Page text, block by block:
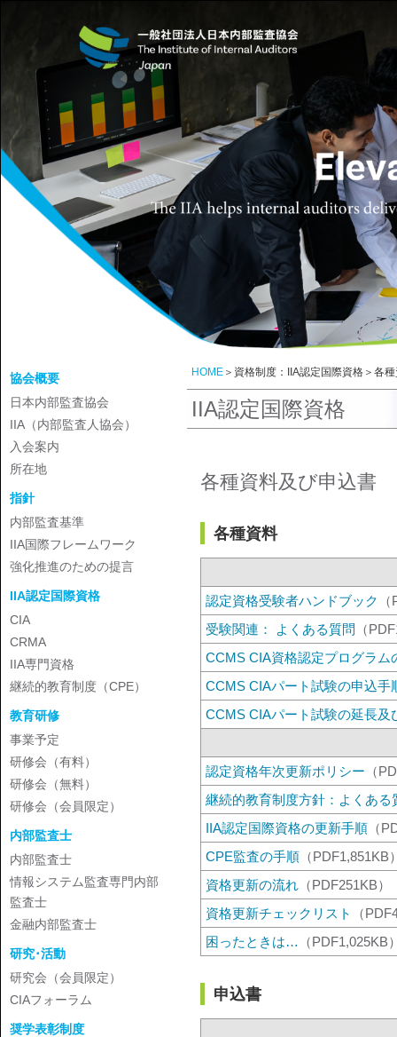
協会概要
日本内部監査協会
IIA（内部監査人協会）
入会案内
所在地
指針
内部監査基準
IIA国際フレームワーク
強化推進のための提言
IIA認定国際資格
CIA
CRMA
IIA専門資格
継続的教育制度（CPE）
教育研修
事業予定
研修会（有料）
研修会（無料）
研修会（会員限定）
内部監査士
内部監査士
情報システム監査専門内部
監査士
金融内部監査士
研究･活動
研究会（会員限定）
CIAフォーラム
奨学表彰制度
HOME ＞資格制度：IIA認定国際資格＞各
IIA認定国際資格
各種資料及び申込書
各種資料
認定資格受験者ハンドブック
受験関連： よくある質問
（
CCMS CIA資格認定プログラム
CCMS CIAパート試験の申込手
CCMS CIAパート試験の延長
認定資格年次更新ポリシー （
継続的教育制度方針：よくある
IIA認定国際資格の更新手順 （
CPE監査の手順 （PDF1,851KB
資格更新の流れ （PDF251KB）
資格更新チェックリスト
（
困ったときは…
（PDF1,025KB
申込書